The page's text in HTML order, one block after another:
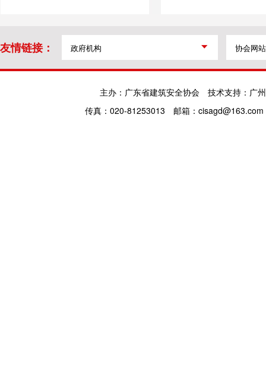
友情链接：
主办：广东省建筑安全协会
技术支持：广
传真：020-81253013
邮箱：cisagd@163.com